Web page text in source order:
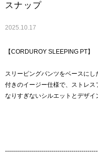
スナップ
2025.10.17
【CORDUROY SLEEPING PT】
スリーピングパンツをベースに
付きのイージー仕様で、ストレ
なりすぎないシルエットとデザ